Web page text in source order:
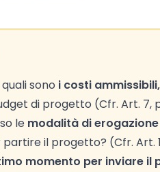
sono i costi ammissibili,
di progetto (Cfr. Art. 7,
le modalità di
il progetto? (Cfr. Art.
momento per inviare il